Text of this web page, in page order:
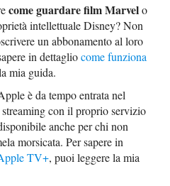
come guardare film Marvelo
intellettuale Disney? Non
un abbonamento al loro
in dettagliocome funziona
mia guida.
è da tempo entrata nel
con il proprio servizio
anche per chi non
morsicata. Per sapere in
TV+, puoi leggere la mia